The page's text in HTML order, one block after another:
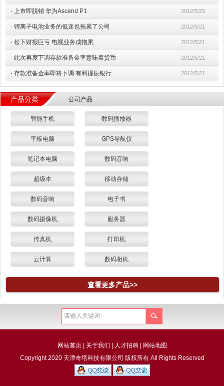
· 上市即脱销 华为Ascend P1 2012/5/23
· 锂离子电池业务的低迷也拖累了公司 2012/5/21
· 松下财报巨亏 电视业务成拖累 2012/5/21
· 此次再度下调存款准备金率意味着货币 2012/5/21
· 存款准备金率即将下调 有利提振银行 2012/5/21
产品分类 公司产品
智能手机 数码播放器
平板电脑 GPS导航仪
笔记本电脑 数码音响
超级本 移动存储
数码音响 电子书
数码摄像机 服务器
传真机 打印机
云计算 数码相机
查看更多产品>>
网站首页| 关于我们 人才招聘|
网站地图
Copyright 2020 天津奇塔科技有限公司 版权所有 All Rights Reserved